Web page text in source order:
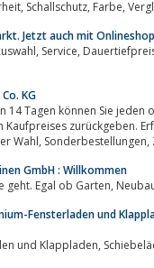
Jetzt auch mit
Sie jetzt ausgewählte
KG
14 Tagen können Sie
zurückgeben.
GmbH : Willkommen
Fensterladen und
Klappläden, Schiebeladen direkt von